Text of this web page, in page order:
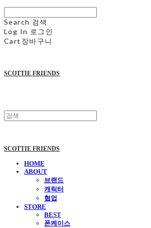
Search 검색
Log In 로그인
Cart 장바구니
SCOTTIE FRIENDS
SCOTTIE FRIENDS
HOME
ABOUT
브랜드
캐릭터
협업
STORE
BEST
폰케이스